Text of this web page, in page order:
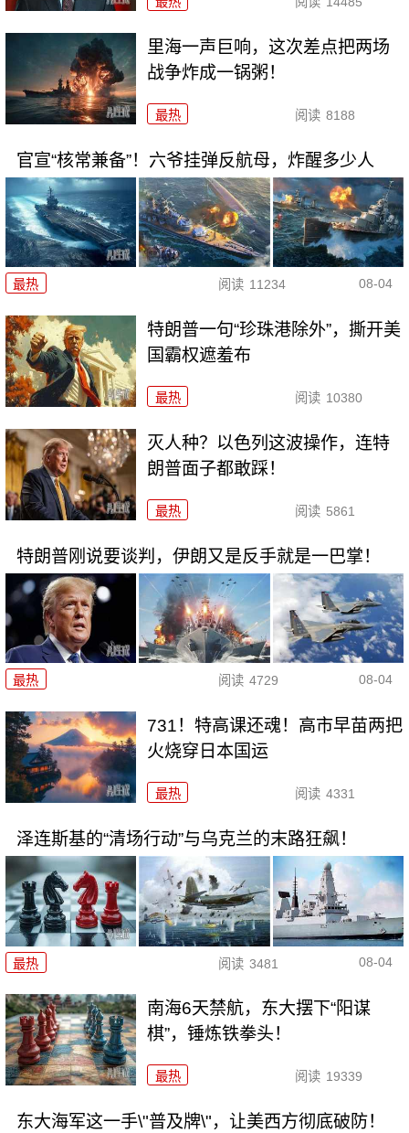
里海一声巨响，这次差点把两场
战争炸成一锅粥！
最热 阅读 8188
官宣“核常兼备”！六爷挂弹反航母，炸醒多少人
最热 阅读 11234 08-04
特朗普一句“珍珠港除外”，撕开美
国霸权遮羞布
最热 阅读 10380
灭人种？以色列这波操作，连特
朗普面子都敢踩！
最热 阅读 5861
特朗普刚说要谈判，伊朗又是反手就是一巴掌！
最热 阅读 4729 08-04
731！特高课还魂！高市早苗两把
火烧穿日本国运
最热 阅读 4331
泽连斯基的“清场行动”与乌克兰的末路狂飙！
最热 阅读 3481 08-04
南海6天禁航，东大摆下“阳谋
棋”，锤炼铁拳头！
最热 阅读 19339
东大海军这一手\"普及牌\"，让美西方彻底破防！